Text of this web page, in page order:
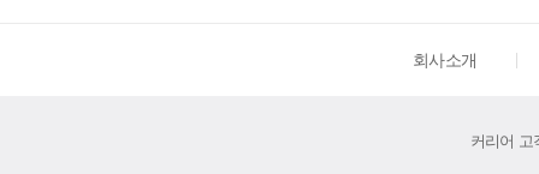
회사소개
커리어 고